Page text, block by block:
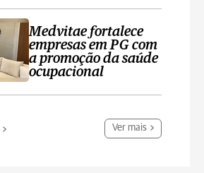
Medvitae fortalece
empresas em PG com
a promoção da saúde
ocupacional
Ver mais